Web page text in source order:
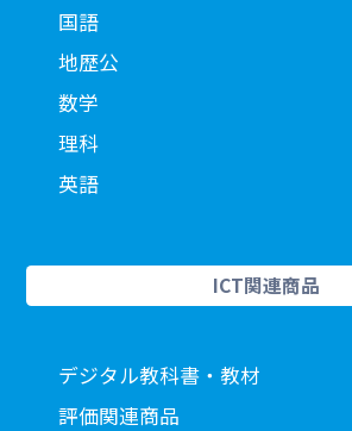
国語
地歴公
数学
理科
英語
ICT関連商品
デジタル教科書・教材
評価関連商品